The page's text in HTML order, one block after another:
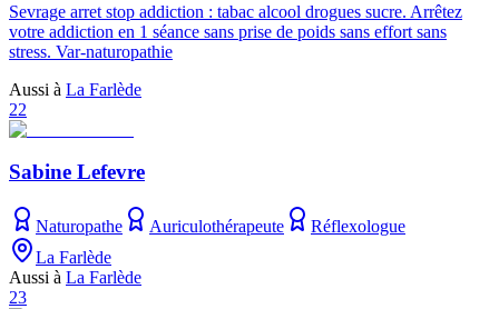
Sevrage arret stop addiction : tabac alcool drogues sucre. Arrêtez
votre addiction en 1 séance sans prise de poids sans effort sans
stress. Var-naturopathie
Aussi à La Farlède
22
Sabine Lefevre
Naturopathe Auriculothérapeute
Réflexologue
La Farlède
Aussi à La Farlède
23